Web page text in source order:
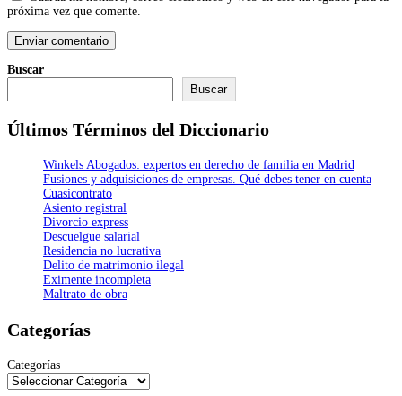
próxima vez que comente.
Buscar
Buscar
Últimos Términos del Diccionario
Winkels Abogados: expertos en derecho de familia en Madrid
Fusiones y adquisiciones de empresas. Qué debes tener en cuenta
Cuasicontrato
Asiento registral
Divorcio express
Descuelgue salarial
Residencia no lucrativa
Delito de matrimonio ilegal
Eximente incompleta
Maltrato de obra
Categorías
Categorías